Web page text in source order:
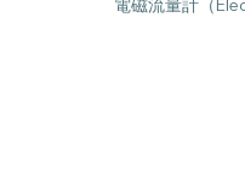
電磁流量計（